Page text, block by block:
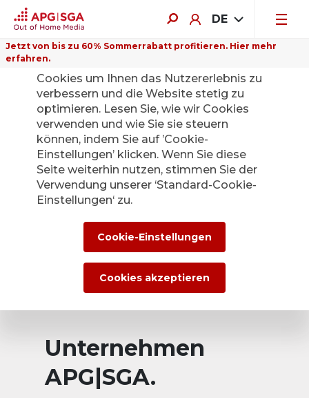
DE
Jetzt von bis zu 60% Sommerrabatt profitieren. Hier mehr
erfahren.
Unternehmen
APG|SGA.
Auf dieser Website verwenden wir
Cookies um Ihnen das Nutzererlebnis zu
verbessern und die Website stetig zu
optimieren. Lesen Sie, wie wir Cookies
verwenden und wie Sie sie steuern
können, indem Sie auf ’Cookie-
Einstellungen’ klicken. Wenn Sie diese
Seite weiterhin nutzen, stimmen Sie der
Verwendung unserer ‘Standard-Cookie-
Einstellungen‘ zu.
Cookie-Einstellungen
Cookies akzeptieren